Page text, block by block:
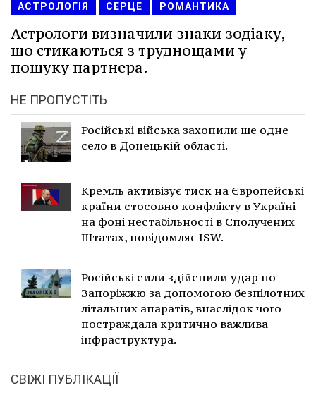
АСТРОЛОГІЯ СЕРЦЕ РОМАНТИКА
Астрологи визначили знаки зодіаку,
що стикаються з труднощами у
пошуку партнера.
НЕ ПРОПУСТІТЬ
Російські війська захопили ще одне
село в Донецькій області.
Кремль активізує тиск на Європейські
країни стосовно конфлікту в Україні
на фоні нестабільності в Сполучених
Штатах, повідомляє ISW.
Російські сили здійснили удар по
Запоріжжю за допомогою безпілотних
літальних апаратів, внаслідок чого
постраждала критично важлива
інфраструктура.
СВІЖІ ПУБЛІКАЦІЇ